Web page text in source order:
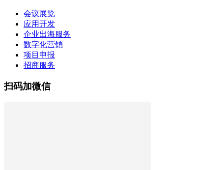
会议展览
应用开发
企业出海服务
数字化营销
项目申报
招商服务
扫码加微信